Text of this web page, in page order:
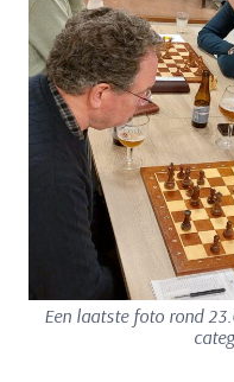
Een laatste foto rond